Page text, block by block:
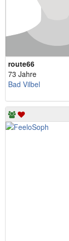
route66
73 Jahre
Bad Vilbel